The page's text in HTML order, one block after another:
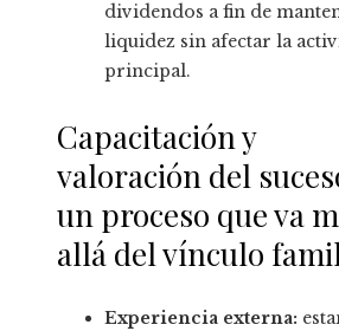
dividendos a fin de
liquidez sin afectar la
principal.
Capacitación y
valoración del
un proceso que va
allá del vínculo
Experiencia externa: